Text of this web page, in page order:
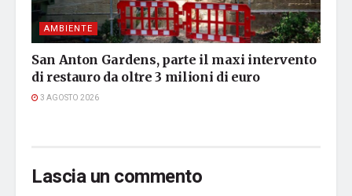
AMBIENTE
San Anton Gardens, parte il maxi intervento
di restauro da oltre 3 milioni di euro
3 AGOSTO 2026
Lascia un commento